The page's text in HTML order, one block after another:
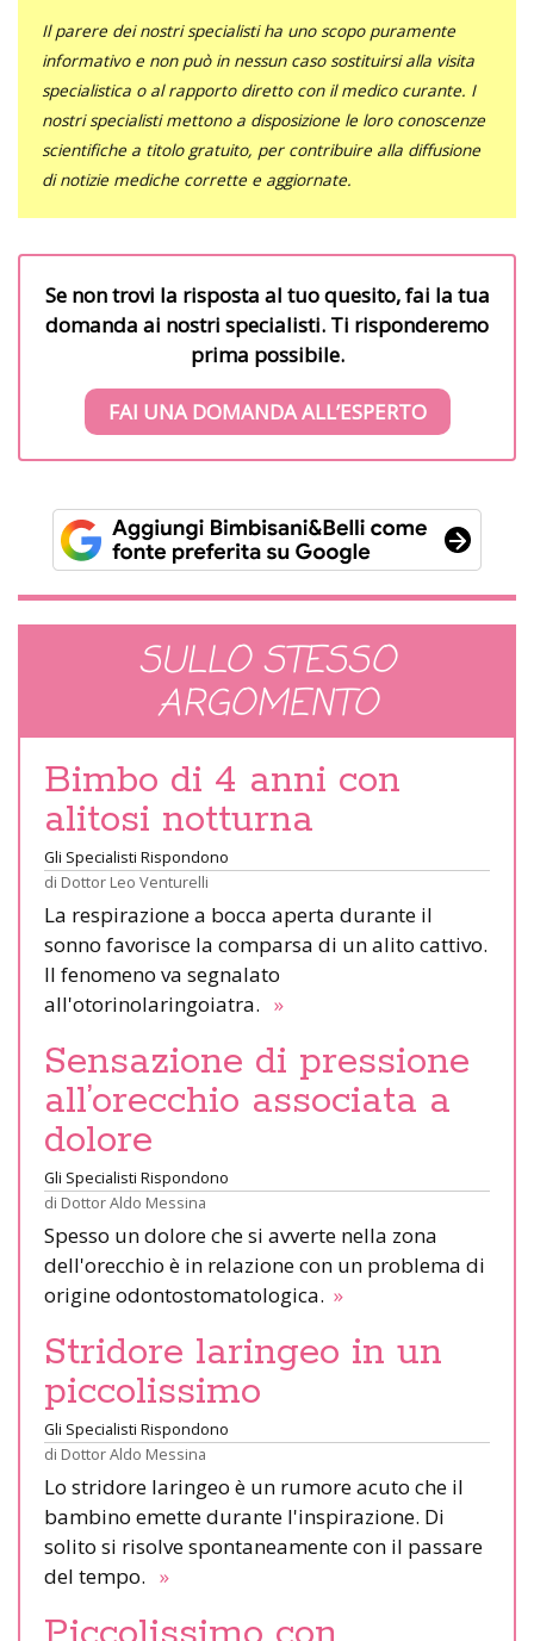
Il parere dei nostri specialisti ha uno scopo puramente
informativo e non può in nessun caso sostituirsi alla visita
specialistica o al rapporto diretto con il medico curante. I
nostri specialisti mettono a disposizione le loro conoscenze
scientifiche a titolo gratuito, per contribuire alla diffusione
di notizie mediche corrette e aggiornate.
Se non trovi la risposta al tuo quesito, fai la tua
domanda ai nostri specialisti. Ti risponderemo
prima possibile.
FAI UNA DOMANDA ALL’ESPERTO
SULLO STESSO
ARGOMENTO
Bimbo di 4 anni con
alitosi notturna
Gli Specialisti Rispondono
di Dottor Leo Venturelli
La respirazione a bocca aperta durante il
sonno favorisce la comparsa di un alito cattivo.
Il fenomeno va segnalato
all'otorinolaringoiatra. »
Sensazione di pressione
all’orecchio associata a
dolore
Gli Specialisti Rispondono
di Dottor Aldo Messina
Spesso un dolore che si avverte nella zona
dell'orecchio è in relazione con un problema di
origine odontostomatologica. »
Stridore laringeo in un
piccolissimo
Gli Specialisti Rispondono
di Dottor Aldo Messina
Lo stridore laringeo è un rumore acuto che il
bambino emette durante l'inspirazione. Di
solito si risolve spontaneamente con il passare
del tempo. »